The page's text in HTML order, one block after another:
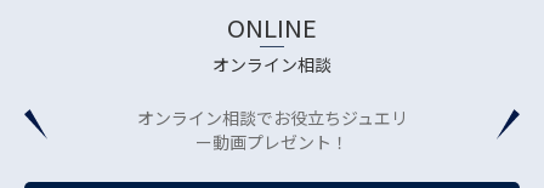
ONLINE
オンライン相談
オンライン相談でお役立ちジュエリ
ー動画プレゼント！